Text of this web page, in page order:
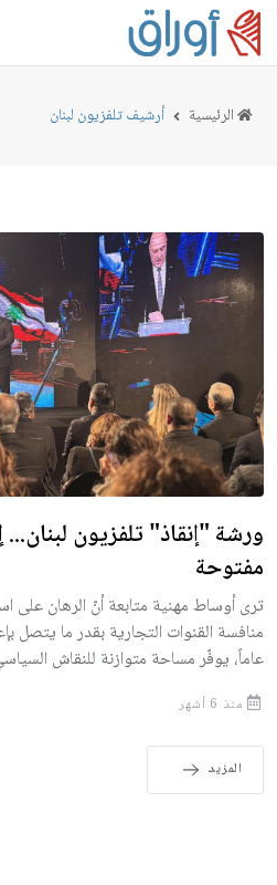
الرئيسية أرشيف تلفزيون لبنان
ورشة "إنقاذ" تلفزيون
مفتوحة
ترى أوساط مهنية متابعة أنّ الرهان على
منافسة القنوات التجارية بقدر ما يتصل
عاماً، يوفّر مساحة متوازنة للنقاش
منذ 6 أشهر
المزيد